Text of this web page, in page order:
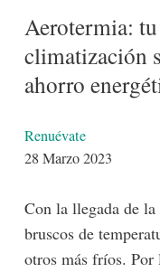
Aerotermia:
climatización
ahorro
DetallesRenuévate
28 Marzo 2023
Con la llegada de la
bruscos de
otros más fríos. Por